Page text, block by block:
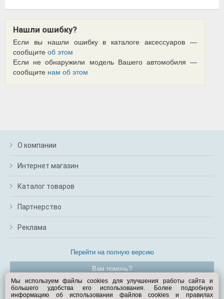
Нашли ошибку?
Если вы нашли ошибку в каталоге аксессуаров —
сообщите об этом
Если не обнаружили модель Вашего автомобиля —
сообщите нам об этом
О компании
Интернет магазин
Каталог товаров
Партнерство
Реклама
Перейти на полную версию
Вам помочь?
© Exist.ru 1998—2026
Мы используем файлы cookies для улучшения работы сайта и
большего удобства его использования. Более подробную
информацию об использовании файлов cookies и правилах